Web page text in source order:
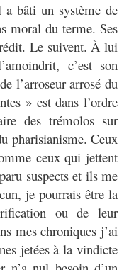
a bâti un système de
moral du terme. Ses
Le suivent. À lui
c’est son
l’arroseur arrosé du
» est dans l’ordre
des trémolos sur
pharisianisme. Ceux
ceux qui jettent
suspects et ils me
je pourrais être la
ou de leur
mes chroniques j’ai
jetées à la vindicte